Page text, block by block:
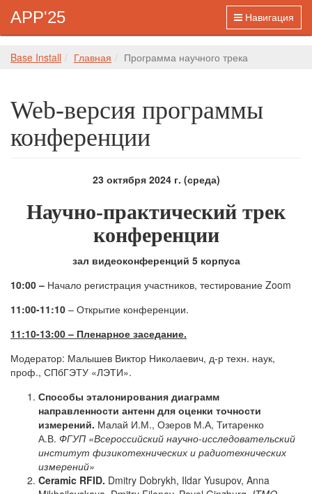
Навигация
APP'25
Base Install Главная Программа научного трека
Web-версия программы
конференции
23 октября 2024 г. (среда)
Научно-практический трек
конференции
зал видеоконференций 5 корпуса
10:00 – Начало регистрация участников, тестирование Zoom
11:00-11:10 – Открытие конференции.
11:10-13:00 – Пленарное заседание.
Модератор: Малышев Виктор Николаевич, д-р техн. наук,
проф., СПбГЭТУ «ЛЭТИ».
Способы эталонирования диаграмм
направленности антенн для оценки точности
измерений. Малай И.М., Озеров М.А, Титаренко
А.В. ФГУП «Всероссийский научно-исследовательский
институт физикотехнических и радиотехнических
измерений»
Ceramic RFID. Dmitry Dobrykh, Ildar Yusupov, Anna